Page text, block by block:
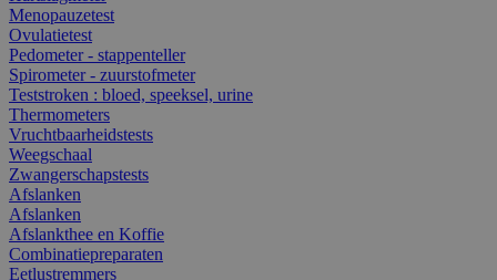
Menopauzetest
Ovulatietest
Pedometer - stappenteller
Spirometer - zuurstofmeter
Teststroken : bloed, speeksel, urine
Thermometers
Vruchtbaarheidstests
Weegschaal
Zwangerschapstests
Afslanken
Afslanken
Afslankthee en Koffie
Combinatiepreparaten
Eetlustremmers